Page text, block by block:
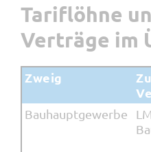
Tariflöhne
Verträge im
Zweig
Bauhauptgewerbe